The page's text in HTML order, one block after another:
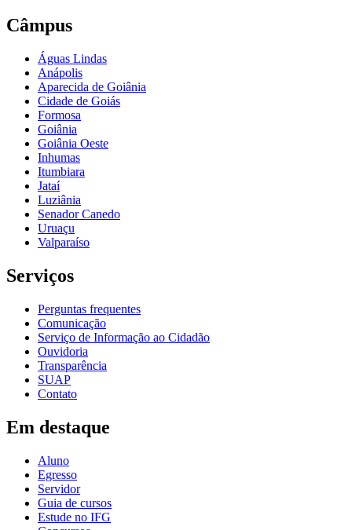
Câmpus
Águas Lindas
Anápolis
Aparecida de Goiânia
Cidade de Goiás
Formosa
Goiânia
Goiânia Oeste
Inhumas
Itumbiara
Jataí
Luziânia
Senador Canedo
Uruaçu
Valparaíso
Serviços
Perguntas frequentes
Comunicação
Serviço de Informação ao Cidadão
Ouvidoria
Transparência
SUAP
Contato
Em destaque
Aluno
Egresso
Servidor
Guia de cursos
Estude no IFG